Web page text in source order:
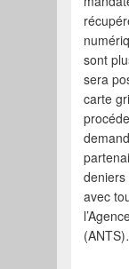
sont
sera
carte
avec